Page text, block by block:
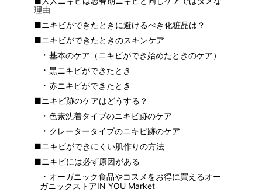
理由
■ニキビができたときに避けるべき化粧品は？
■ニキビができたときのスキンケア
基本のケア（ニキビができ始めたときのケア）
黒ニキビができたとき
赤ニキビができたとき
■ニキビ跡のケアはどうする？
色素沈着タイプのニキビ跡のケア
クレータータイプのニキビ跡のケア
■ニキビができにくい肌作りの方法
■ニキビには必ず原因がある
オーガニック食品やコスメをお得に買えるオー
ガニックストアIN YOU Market